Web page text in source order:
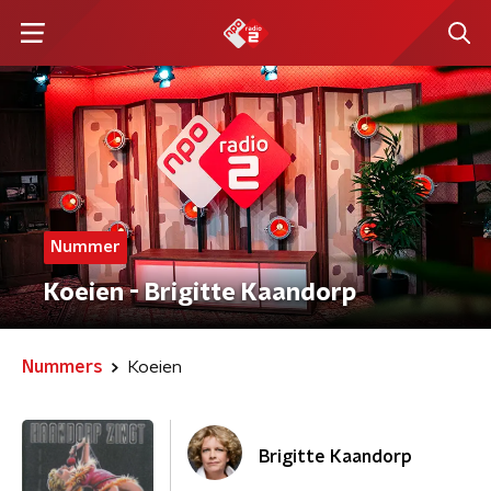
Nummer
Koeien - Brigitte Kaandorp
Nummers Koeien
Brigitte Kaandorp